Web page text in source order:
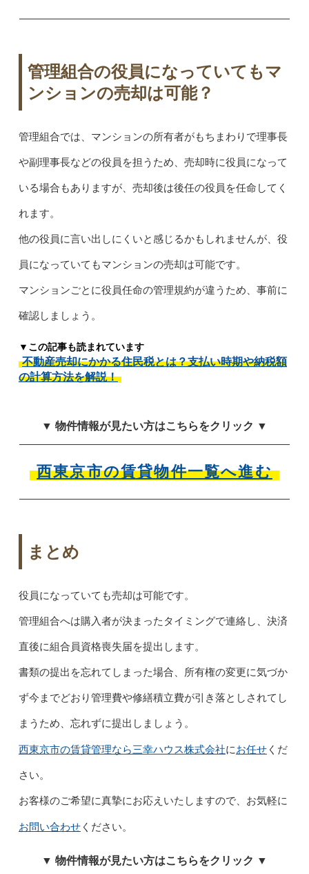
管理組合の役員になっていてもマ
ンションの売却は可能？
管理組合では、マンションの所有者がもちまわりで理事長
や副理事長などの役員を担うため、売却時に役員になって
いる場合もありますが、売却後は後任の役員を任命してく
れます。
他の役員に言い出しにくいと感じるかもしれませんが、役
員になっていてもマンションの売却は可能です。
マンションごとに役員任命の管理規約が違うため、事前に
確認しましょう。
▼この記事も読まれています
不動産売却にかかる住民税とは？支払い時期や納税額
の計算方法を解説！
▼ 物件情報が見たい方はこちらをクリック ▼
西東京市の賃貸物件一覧へ進む
まとめ
役員になっていても売却は可能です。
管理組合へは購入者が決まったタイミングで連絡し、決済
直後に組合員資格喪失届を提出します。
書類の提出を忘れてしまった場合、所有権の変更に気づか
ず今までどおり管理費や修繕積立費が引き落としされてし
まうため、忘れずに提出しましょう。
西東京市の賃貸管理なら三幸ハウス株式会社にお任せくだ
さい。
お客様のご希望に真摯にお応えいたしますので、お気軽に
お問い合わせください。
▼ 物件情報が見たい方はこちらをクリック ▼